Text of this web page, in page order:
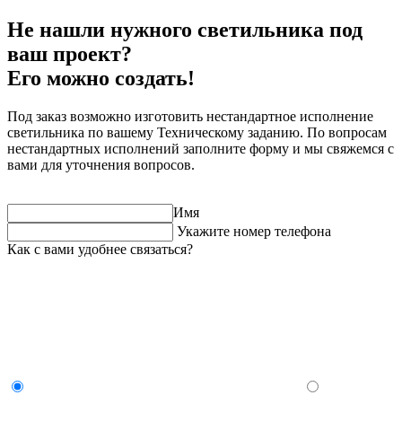
Не нашли нужного светильника под
ваш проект?
Его можно создать!
Под заказ возможно изготовить нестандартное исполнение
светильника по вашему Техническому заданию. По вопросам
нестандартных исполнений заполните форму и мы свяжемся с
вами для уточнения вопросов.
Имя
Укажите номер телефона
Как с вами удобнее связаться?